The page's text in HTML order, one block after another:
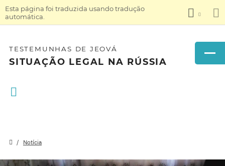
Esta página foi traduzida usando tradução
automática.
TESTEMUNHAS DE JEOVÁ
SITUAÇÃO LEGAL NA RÚSSIA
Notícia